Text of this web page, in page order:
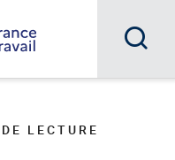
LECTURE